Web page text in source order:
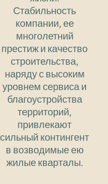
Стабильность
компании, ее
многолетний
престиж и качество
строительства,
наряду с высоким
уровнем сервиса и
благоустройства
территорий,
привлекают
сильный контингент
в возводимые ею
жилые кварталы.